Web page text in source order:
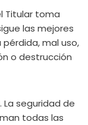
Titular toma
las mejores
mal uso,
o destrucción
La seguridad de
todas las